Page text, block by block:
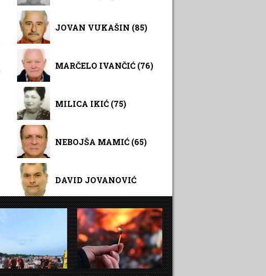
JOVAN VUKAŠIN (85)
MARČELO IVANČIĆ (76)
MILICA IKIĆ (75)
NEBOJŠA MAMIĆ (65)
DAVID JOVANOVIĆ